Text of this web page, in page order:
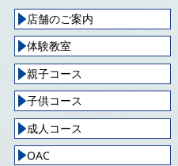
店舗のご案内
体験教室
親子コース
子供コース
成人コース
OAC